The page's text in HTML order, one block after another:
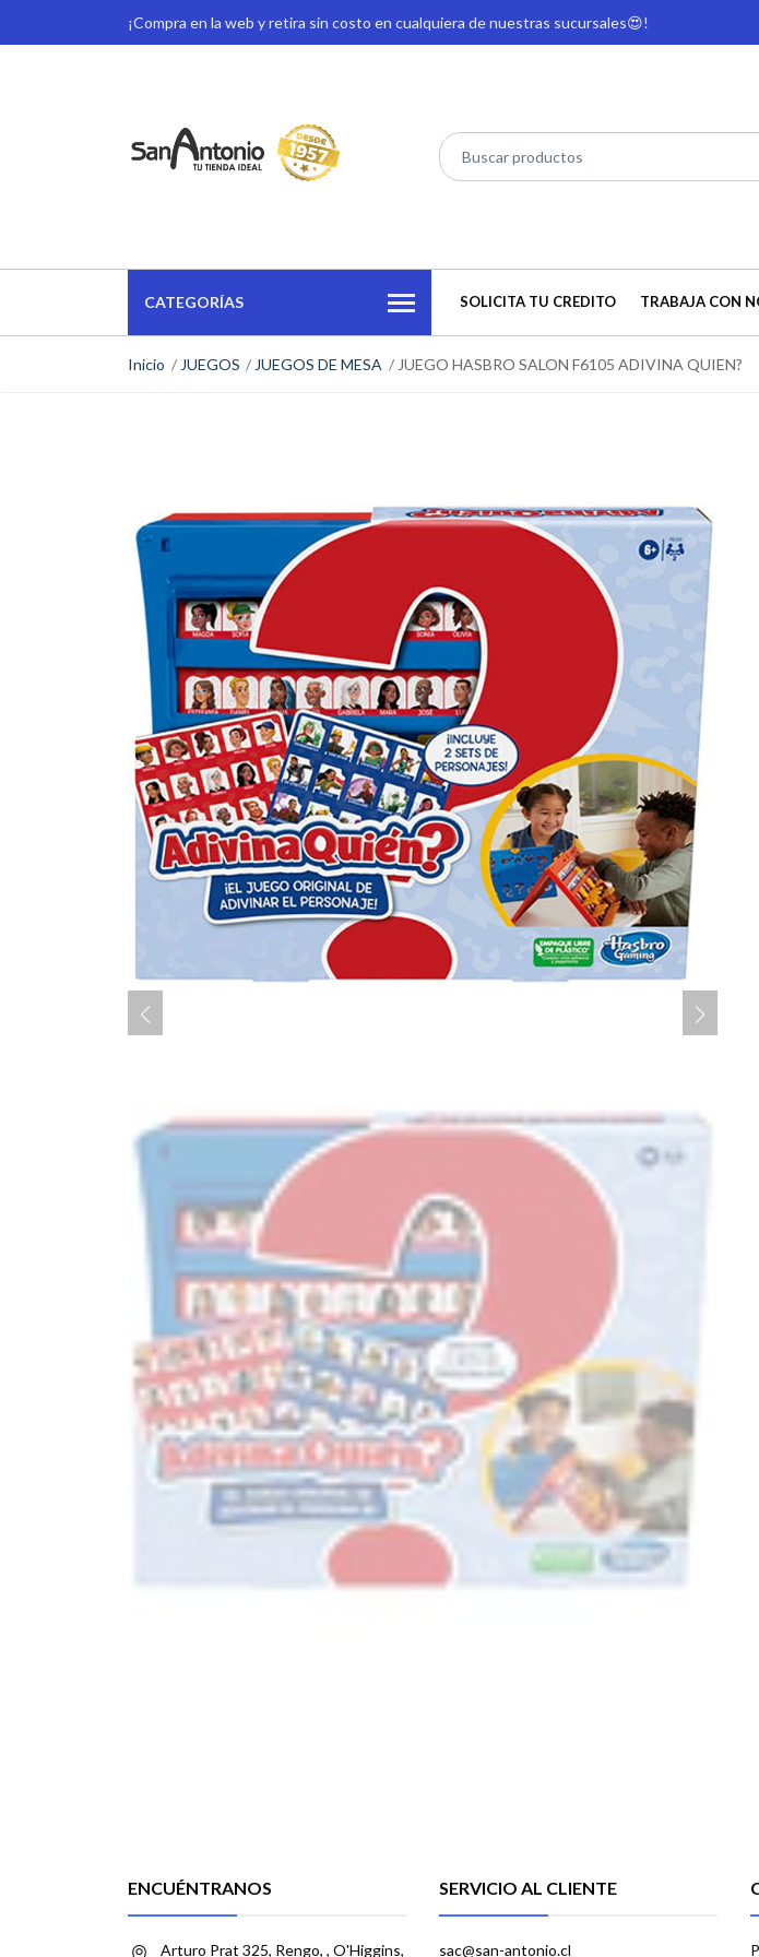
¡Compra en la web y retira sin costo en cualquiera de nuestras sucursales😍!
CATEGORÍAS SOLICITA TU CREDITO TRABAJA CON
Inicio JUEGOS JUEGOS DE MESA JUEGO HASBRO SALON F6105 ADIVINA QUIEN?
ENCUÉNTRANOS
Arturo Prat 325, Rengo, , O'Higgins,
SERVICIO AL CLIENTE
sac@san-antonio.cl